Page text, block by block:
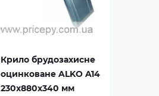
Крило брудозахисне
оцинковане ALKO A14
230x880x340 мм